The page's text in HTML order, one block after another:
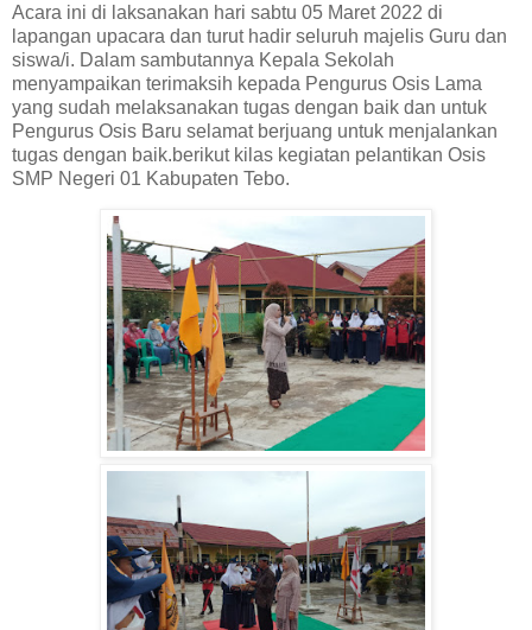
Acara ini di laksanakan hari sabtu 05 Maret 2022 di
lapangan upacara dan turut hadir seluruh majelis Guru dan
siswa/i. Dalam sambutannya Kepala Sekolah
menyampaikan terimaksih kepada Pengurus Osis Lama
yang sudah melaksanakan tugas dengan baik dan untuk
Pengurus Osis Baru selamat berjuang untuk menjalankan
tugas dengan baik.berikut kilas kegiatan pelantikan Osis
SMP Negeri 01 Kabupaten Tebo.